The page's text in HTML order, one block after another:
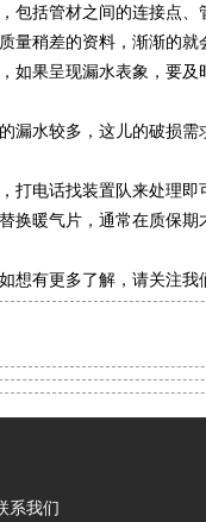
包括管材之间的连接点
量稍差的资料，渐渐的
如果呈现漏水表象，要及
水较多，这儿的破损需
打电话找装置队来处理即
换暖气片，通常在质保期
想有更多了解，请关注我
系我们